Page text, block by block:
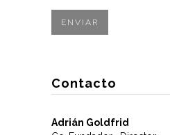
Contacto
Adrián Goldfrid